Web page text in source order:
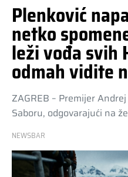
Plenković
netko
leži vođa svih
odmah vidite
ZAGREB – Premijer
Saboru, odgovarajući na
NEWSBAR